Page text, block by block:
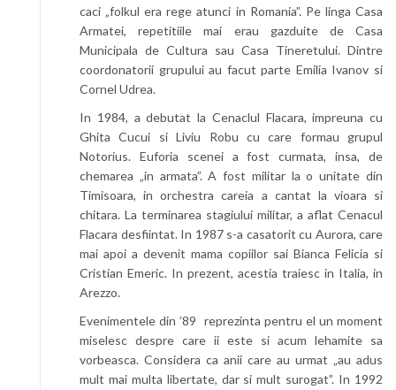
caci „folkul era rege atunci in Romania”. Pe linga Casa
Armatei, repetitiile mai erau gazduite de Casa
Municipala de Cultura sau Casa Tineretului. Dintre
coordonatorii grupului au facut parte Emilia Ivanov si
Cornel Udrea.
In 1984, a debutat la Cenaclul Flacara, impreuna cu
Ghita Cucui si Liviu Robu cu care formau grupul
Notorius. Euforia scenei a fost curmata, insa, de
chemarea „in armata”. A fost militar la o unitate din
Timisoara, in orchestra careia a cantat la vioara si
chitara. La terminarea stagiului militar, a aflat Cenacul
Flacara desfiintat. In 1987 s-a casatorit cu Aurora, care
mai apoi a devenit mama copiilor sai Bianca Felicia si
Cristian Emeric. In prezent, acestia traiesc in Italia, in
Arezzo.
Evenimentele din ’89 reprezinta pentru el un moment
miselesc despre care ii este si acum lehamite sa
vorbeasca. Considera ca anii care au urmat „au adus
mult mai multa libertate, dar si mult surogat”. In 1992